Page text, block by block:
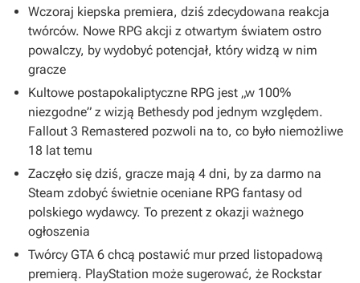
Wczoraj kiepska premiera, dziś zdecydowana reakcja
twórców. Nowe RPG akcji z otwartym światem ostro
powalczy, by wydobyć potencjał, który widzą w nim
gracze
Kultowe postapokaliptyczne RPG jest „w 100%
niezgodne” z wizją Bethesdy pod jednym względem.
Fallout 3 Remastered pozwoli na to, co było niemożliwe
18 lat temu
Zaczęło się dziś, gracze mają 4 dni, by za darmo na
Steam zdobyć świetnie oceniane RPG fantasy od
polskiego wydawcy. To prezent z okazji ważnego
ogłoszenia
Twórcy GTA 6 chcą postawić mur przed listopadową
premierą. PlayStation może sugerować, że Rockstar